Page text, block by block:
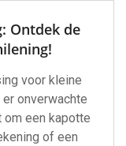
Ontdek de
voor kleine
onverwachte
om een kapotte
of een